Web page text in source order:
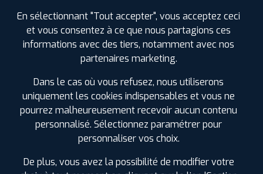
En sélectionnant "Tout accepter", vous acceptez ceci
et vous consentez à ce que nous partagions ces
informations avec des tiers, notamment avec nos
partenaires marketing.
Dans le cas où vous refusez, nous utiliserons
uniquement les cookies indispensables et vous ne
pourrez malheureusement recevoir aucun contenu
personnalisé. Sélectionnez paramétrer pour
personnaliser vos choix.
De plus, vous avez la possibilité de modifier votre